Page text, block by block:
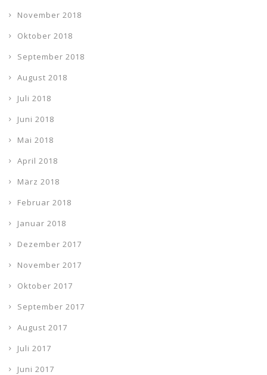
November 2018
Oktober 2018
September 2018
August 2018
Juli 2018
Juni 2018
Mai 2018
April 2018
März 2018
Februar 2018
Januar 2018
Dezember 2017
November 2017
Oktober 2017
September 2017
August 2017
Juli 2017
Juni 2017